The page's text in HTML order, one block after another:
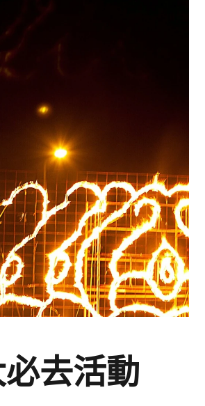
去活動